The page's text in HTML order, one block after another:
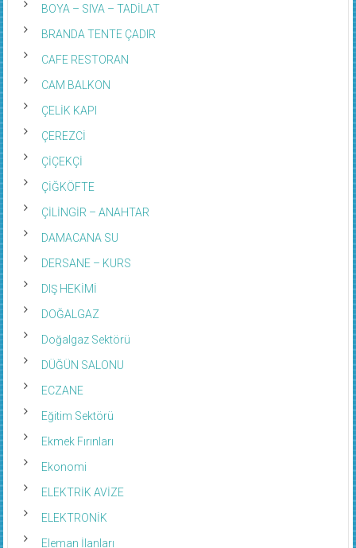
BOYA – SIVA – TADİLAT
BRANDA TENTE ÇADIR
CAFE RESTORAN
CAM BALKON
ÇELİK KAPI
ÇEREZCİ
ÇİÇEKÇİ
ÇİĞKÖFTE
ÇİLİNGİR – ANAHTAR
DAMACANA SU
DERSANE – KURS
DIŞ HEKİMİ
DOĞALGAZ
Doğalgaz Sektörü
DÜĞÜN SALONU
ECZANE
Eğitim Sektörü
Ekmek Fırınları
Ekonomi
ELEKTRİK AVİZE
ELEKTRONİK
Eleman İlanları